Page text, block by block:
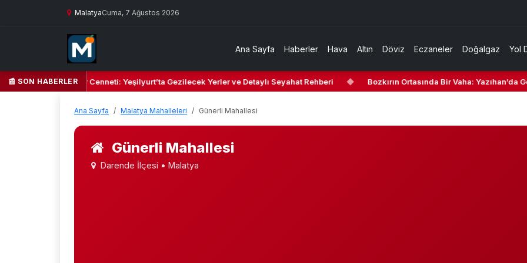
MalatyaCuma, 7 Ağustos 2026
Ana Sayfa Haberler Hava Altın Döviz Eczaneler Doğalgaz Yol
📰 SON HABERLER
Yeşil Kalbi ve Kültür Cenneti: Yeşilyurt’ta Gezilecek Yerler ve Detaylı Seyahat Rehberi ◆ Bozkırın Ortasında Bir Vaha: Yazıhan’da
Ana Sayfa Malatya Mahalleleri Günerli Mahallesi
Günerli Mahallesi
Darende İlçesi • Malatya